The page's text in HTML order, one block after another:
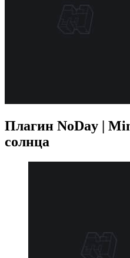
Плагин NoDay |
солнца